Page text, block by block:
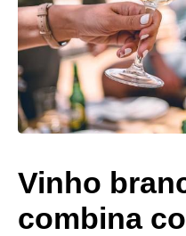
Vinho
combina